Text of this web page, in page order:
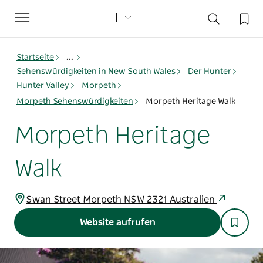
Toggle
navigation
Startseite
...
Sehenswürdigkeiten in New South Wales
Der Hunter
Hunter Valley
Morpeth
Morpeth Sehenswürdigkeiten
Morpeth Heritage Walk
Morpeth Heritage
Walk
Swan Street Morpeth NSW 2321 Australien
Website aufrufen